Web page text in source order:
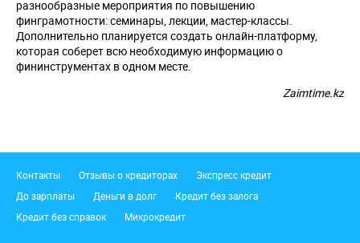
разнообразные мероприятия по повышению
финграмотности: семинары, лекции, мастер-классы.
Дополнительно планируется создать онлайн-платформу,
которая соберет всю необходимую информацию о
фининструментах в одном месте.
Zaimtime.kz
Подвал
Контакты Отзывы о кредиторах
Экспресс кредит
До зарплаты
Деньги в долг
Кредит без залога
Кредит без справок
Микрокредит